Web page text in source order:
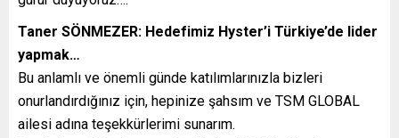
Taner SÖNMEZER: Hedefimiz Hyster’i Türkiye’de lider
yapmak…
Bu anlamlı ve önemli günde katılımlarınızla bizleri
onurlandırdığınız için, hepinize şahsım ve TSM GLOBAL
ailesi adına teşekkürlerimi sunarım.